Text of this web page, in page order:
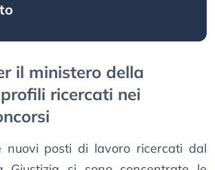
il ministero della
ricercati nei
nuovi posti di lavoro ricercati dal